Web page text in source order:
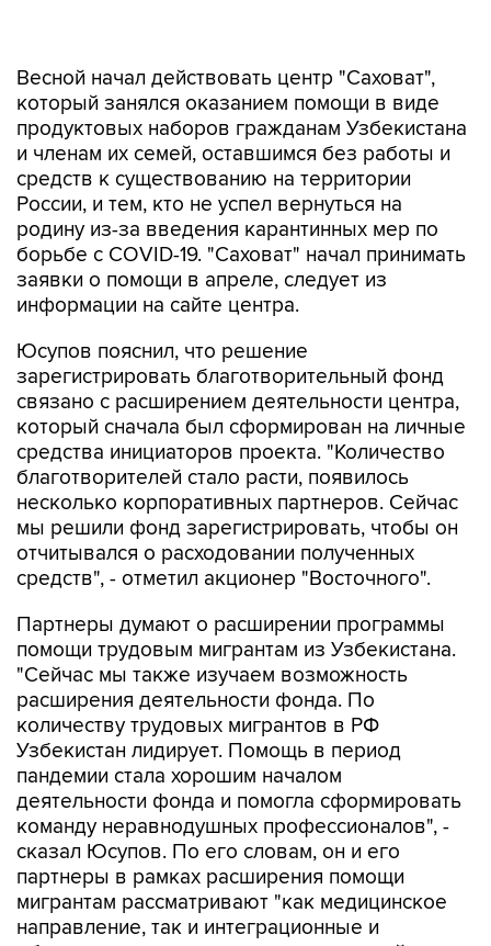
продуктовых наборов гражданам Узбекистана
и членам их семей, оставшимся без работы и
средств к существованию на территории
России, и тем, кто не успел вернуться на
родину из-за введения карантинных мер по
борьбе с COVID-19. "Саховат" начал принимать
заявки о помощи в апреле, следует из
информации на сайте центра.
Юсупов пояснил, что решение
связано с расширением деятельности центра,
который сначала был сформирован на личные
средства инициаторов проекта. "Количество
благотворителей стало расти, появилось
несколько корпоративных партнеров. Сейчас
мы решили фонд зарегистрировать, чтобы он
отчитывался о расходовании полученных
средств", - отметил акционер "Восточного".
Партнеры думают о расширении программы
"Сейчас мы также изучаем возможность
расширения деятельности фонда. По
количеству трудовых мигрантов в РФ
Узбекистан лидирует. Помощь в период
пандемии стала хорошим началом
деятельности фонда и помогла сформировать
команду неравнодушных профессионалов", -
сказал Юсупов. По его словам, он и его
партнеры в рамках расширения помощи
мигрантам рассматривают "как медицинское
направление, так и интеграционные и
образовательные программы для детей
мигрантов".